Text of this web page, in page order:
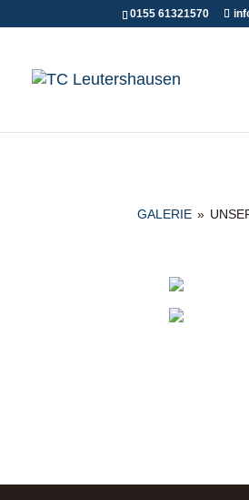
0155 61321570
GALERIE »